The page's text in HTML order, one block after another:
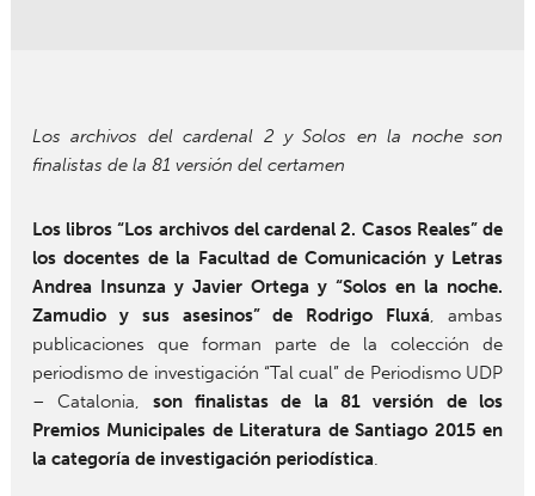
Los archivos del cardenal 2 y Solos en la noche son
finalistas de la 81 versión del certamen
Los libros “Los archivos del cardenal 2. Casos Reales” de
los docentes de la Facultad de Comunicación y Letras
Andrea Insunza y Javier Ortega y “Solos en la noche.
Zamudio y sus asesinos” de Rodrigo Fluxá , ambas
publicaciones que forman parte de la colección de
periodismo de investigación “Tal cual” de Periodismo UDP
– Catalonia, son finalistas de la 81 versión de los
Premios Municipales de Literatura de Santiago 2015 en
la categoría de investigación periodística